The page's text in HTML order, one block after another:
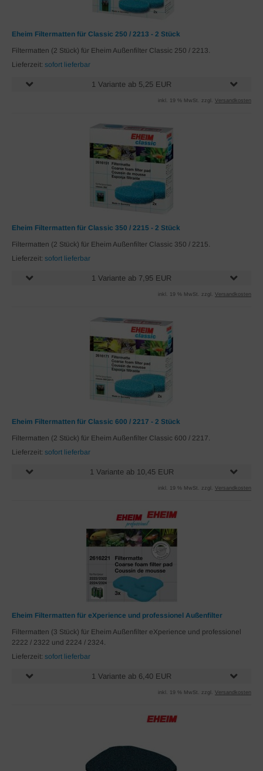
Eheim Filtermatten für Classic 250 / 2213 - 2 Stück
Filtermatten (2 Stück) für Eheim Außenfilter Classic 250 / 2213.
Lieferzeit: sofort lieferbar
1 Variante ab 5,25 EUR
inkl. 19 % MwSt. zzgl. Versandkosten
Eheim Filtermatten für Classic 350 / 2215 - 2 Stück
Filtermatten (2 Stück) für Eheim Außenfilter Classic 350 / 2215.
Lieferzeit: sofort lieferbar
1 Variante ab 7,95 EUR
inkl. 19 % MwSt. zzgl. Versandkosten
Eheim Filtermatten für Classic 600 / 2217 - 2 Stück
Filtermatten (2 Stück) für Eheim Außenfilter Classic 600 / 2217.
Lieferzeit: sofort lieferbar
1 Variante ab 10,45 EUR
inkl. 19 % MwSt. zzgl. Versandkosten
Eheim Filtermatten für eXperience und professionel Außenfilter
Filtermatten (3 Stück) für Eheim Außenfilter eXperience und professionel
2222 / 2322 und 2224 / 2324.
Lieferzeit: sofort lieferbar
1 Variante ab 6,40 EUR
inkl. 19 % MwSt. zzgl. Versandkosten